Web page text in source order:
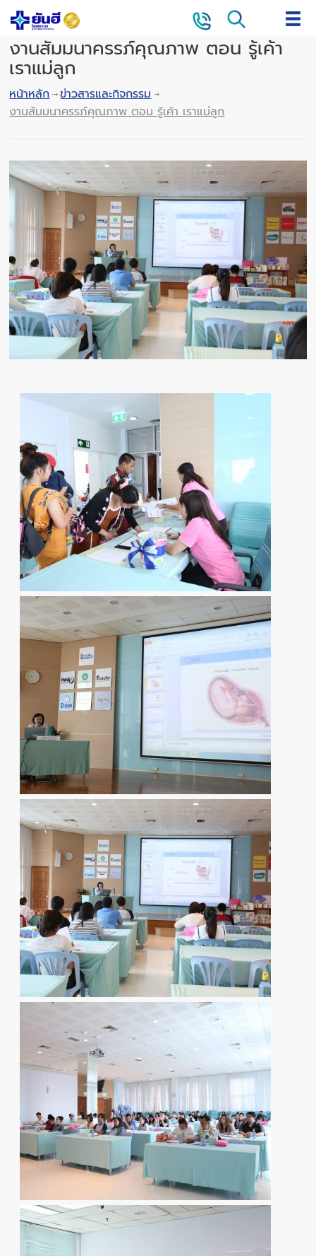
งานสัมมนาครรภ์คุณภาพ ตอน รู้เค้า
เราแม่ลูก
หน้าหลัก
ข่าวสารและกิจกรรม
งานสัมมนาครรภ์คุณภาพ ตอน รู้เค้า เราแม่ลูก